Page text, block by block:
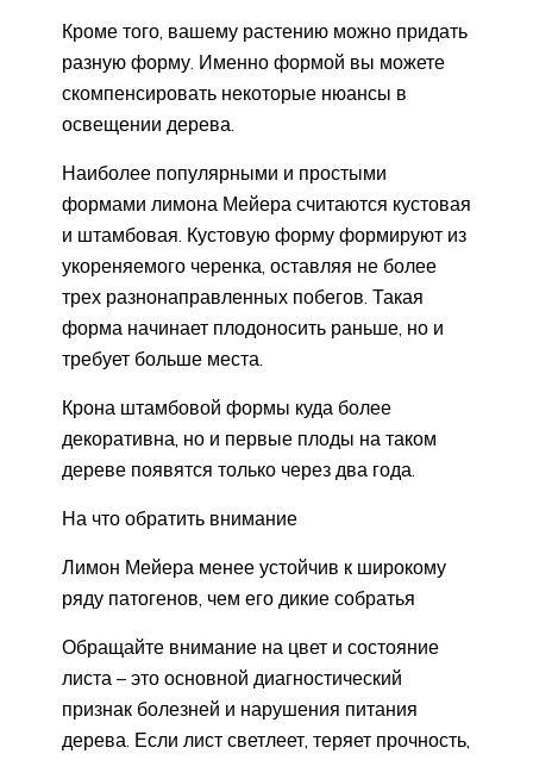
Кроме того, вашему растению можно придать
разную форму. Именно формой вы можете
скомпенсировать некоторые нюансы в
освещении дерева.
Наиболее популярными и простыми
формами лимона Мейера считаются кустовая
и штамбовая. Кустовую форму формируют из
укореняемого черенка, оставляя не более
трех разнонаправленных побегов. Такая
форма начинает плодоносить раньше, но и
требует больше места.
Крона штамбовой формы куда более
декоративна, но и первые плоды на таком
дереве появятся только через два года.
На что обратить внимание
Лимон Мейера менее устойчив к широкому
ряду патогенов, чем его дикие собратья
Обращайте внимание на цвет и состояние
листа – это основной диагностический
признак болезней и нарушения питания
дерева. Если лист светлеет, теряет прочность,